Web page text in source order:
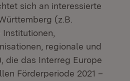
sich an interessierte
(z.B.
regionale und
die das Interreg Europe
Förderperiode 2021 –